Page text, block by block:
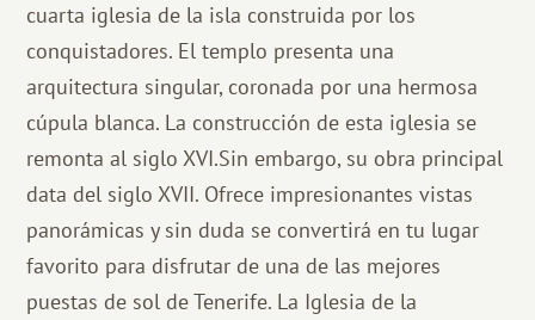
cuarta iglesia de la isla construida por los
conquistadores. El templo presenta una
arquitectura singular, coronada por una hermosa
cúpula blanca. La construcción de esta iglesia se
remonta al siglo XVI.Sin embargo, su obra principal
data del siglo XVII. Ofrece impresionantes vistas
panorámicas y sin duda se convertirá en tu lugar
favorito para disfrutar de una de las mejores
puestas de sol de Tenerife. La Iglesia de la